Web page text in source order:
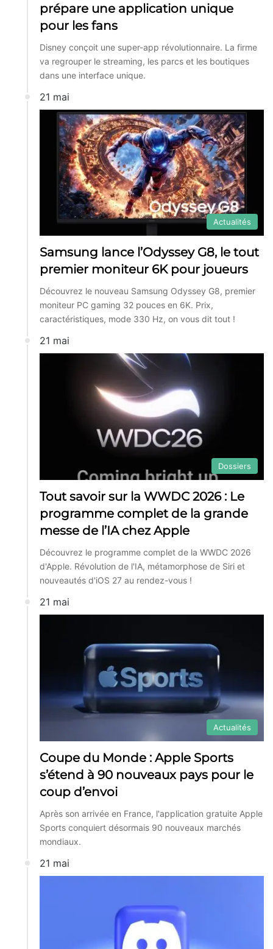
prépare une application unique
pour les fans
Disney conçoit une super-app révolutionnaire. La firme
va regrouper le streaming, les parcs et les boutiques
dans une interface unique.
21 mai
Actualités
Samsung lance l’Odyssey G8, le tout
premier moniteur 6K pour joueurs
Découvrez le nouveau Samsung Odyssey G8, premier
moniteur PC gaming 32 pouces en 6K. Prix,
caractéristiques, mode 330 Hz, on vous dit tout !
21 mai
Dossiers
Tout savoir sur la WWDC 2026 : Le
programme complet de la grande
messe de l’IA chez Apple
Découvrez le programme complet de la WWDC 2026
d'Apple. Révolution de l'IA, métamorphose de Siri et
nouveautés d'iOS 27 au rendez-vous !
21 mai
Actualités
Coupe du Monde : Apple Sports
s’étend à 90 nouveaux pays pour le
coup d’envoi
Après son arrivée en France, l'application gratuite Apple
Sports conquiert désormais 90 nouveaux marchés
mondiaux.
21 mai